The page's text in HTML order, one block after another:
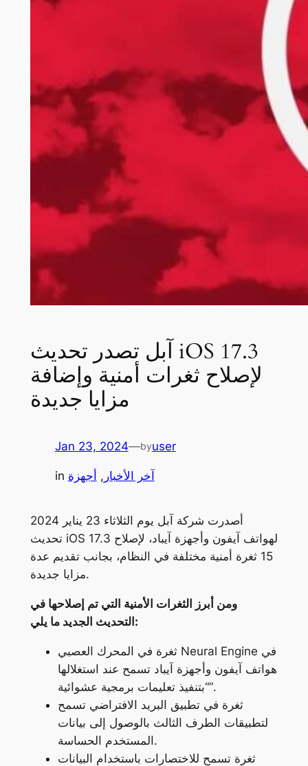
آبل تصدر تحديث iOS 17.3
لإصلاح ثغرات أمنية وإضافة
مزايا جديدة
Jan 23, 2024—byuser
in آخر الأخبار , أجهزة
أصدرت شركة آبل يوم الثلاثاء 23 يناير 2024
تحديث iOS 17.3 لهواتف آيفون وأجهزة آيباد، لإصلاح
15 ثغرة أمنية مختلفة في النظام، بجانب تقديم عدة
مزايا جديدة.
ومن أبرز الثغرات الأمنية التي تم إصلاحها في
التحديث الجديد ما يلي:
ثغرة في المحرك العصبي Neural Engine في
هواتف آيفون وأجهزة آيباد تسمح عند استغلالها
“بتنفيذ تعليمات برمجية عشوائية”.
ثغرة في تطبيق البريد الافتراضي تسمح
لتطبيقات الطرف الثالث بالوصول إلى بيانات
المستخدم الحساسة.
ثغرة تسمح للاختصارات باستخدام البيانات